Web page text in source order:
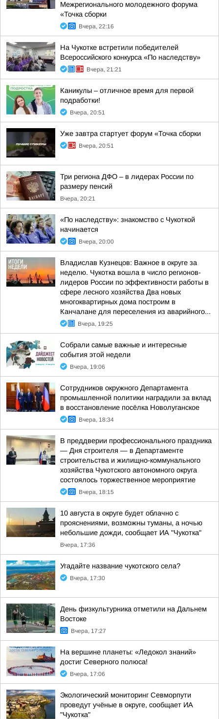
Межрегионального молодежного форума
«Точка сборки
Вчера, 22:16
На Чукотке встретили победителей
Всероссийского конкурса «По наследству»
Вчера, 21:21
Каникулы – отличное время для первой
подработки!
Вчера, 20:51
Уже завтра стартует форум «Точка сборки
Вчера, 20:51
Три региона ДФО – в лидерах России по
размеру пенсий
Вчера, 20:21
«По наследству»: знакомство с Чукоткой
начинается
Вчера, 20:00
Владислав Кузнецов: Важное в округе за
неделю. Чукотка вошла в число регионов-
лидеров России по эффективности работы в
сфере лесного хозяйства Два новых
многоквартирных дома построим в
Канчалане для переселения из аварийного...
Вчера, 19:25
Собрали самые важные и интересные
события этой недели
Вчера, 19:06
Сотрудников окружного Департамента
промышленной политики наградили за вклад
в восстановление посёлка Новолуганское
Вчера, 18:34
В преддверии профессионального праздника
— Дня строителя — в Департаменте
строительства и жилищно-коммунального
хозяйства Чукотского автономного округа
состоялось торжественное мероприятие
Вчера, 18:15
10 августа в округе будет облачно с
прояснениями, возможны туманы, а ночью
небольшие дожди, сообщает ИА "Чукотка"
Вчера, 17:36
Угадайте название чукотского села?
Вчера, 17:30
День физкультурника отметили на Дальнем
Востоке
Вчера, 17:27
На вершине планеты: «Ледокол знаний»
достиг Северного полюса!
Вчера, 17:06
Экологический мониторинг Севморпути
проведут учёные в округе, сообщает ИА
"Чукотка"